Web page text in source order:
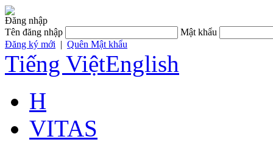
Đăng nhập
Tên đăng nhập
Mật khẩu
Đăng ký mới | Quên Mật khẩu
Tiếng ViệtEnglish
H
VITAS